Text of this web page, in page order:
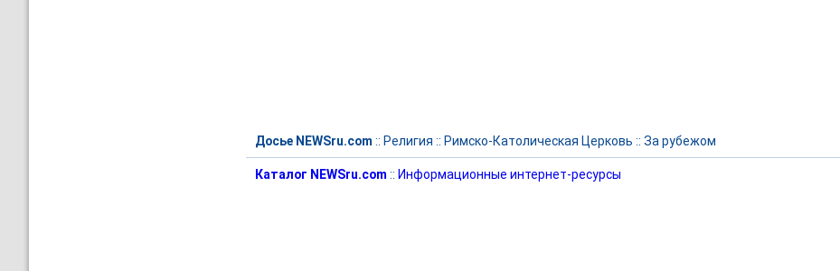
Досье NEWSru.com :: Религия :: Римско-Католическая Церковь :: За рубежом
Каталог NEWSru.com :: Информационные интернет-ресурсы